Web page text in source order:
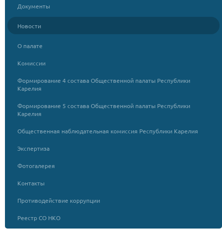
Документы
Новости
О палате
Комиссии
Формирование 4 состава Общественной палаты Республики
Карелия
Формирование 5 состава Общественной палаты Республики
Карелия
Общественная наблюдательная комиссия Республики Карелия
Экспертиза
Фотогалерея
Контакты
Противодействие коррупции
Реестр СО НКО